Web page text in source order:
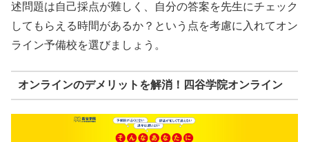
述問題は自己採点が難しく、自分の答案を先生にチェック
してもらえる時間があるか？という点を考慮に入れてオン
ライン予備校を選びましょう。
オンラインのデメリットを解消！四谷学院オンライン